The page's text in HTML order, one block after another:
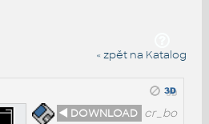
« zpět na Katalog
◄ DOWNLOAD cr_bo